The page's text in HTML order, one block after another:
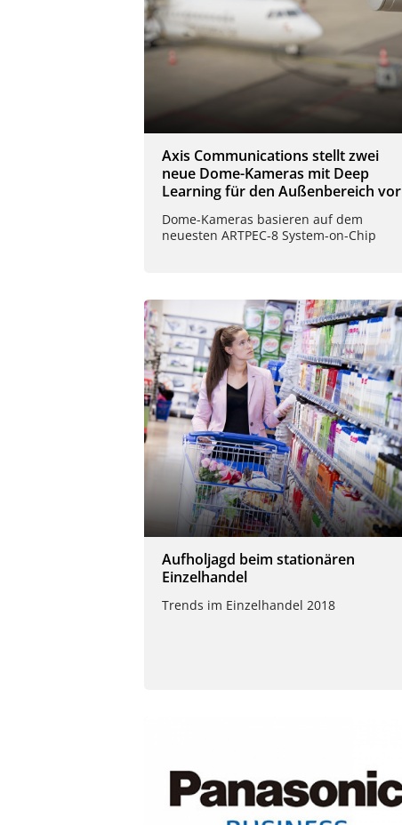
Axis Communications stellt zwei
neue Dome-Kameras mit Deep
Learning für den Außenbereich vor
Dome-Kameras basieren auf dem
neuesten ARTPEC-8 System-on-Chip
Aufholjagd beim stationären
Einzelhandel
Trends im Einzelhandel 2018